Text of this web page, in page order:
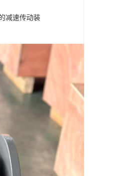
减速传动装